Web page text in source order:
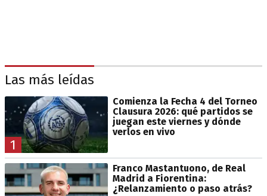
Las más leídas
1
Comienza la Fecha 4 del Torneo
Clausura 2026: qué partidos se
juegan este viernes y dónde
verlos en vivo
Franco Mastantuono, de Real
Madrid a Fiorentina:
¿Relanzamiento o paso atrás?